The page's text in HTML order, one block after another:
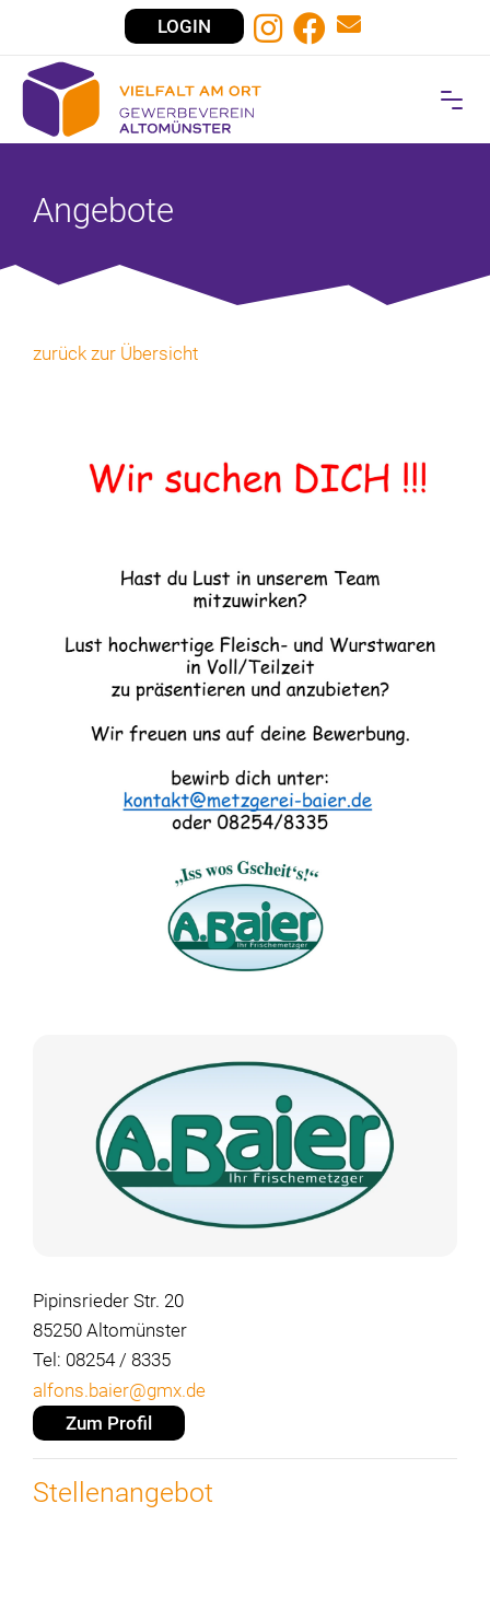
LOGIN
Angebote
zurück zur Übersicht
Pipinsrieder Str. 20
85250 Altomünster
Tel: 08254 / 8335
alfons.baier@gmx.de
Zum Profil
Stellenangebot